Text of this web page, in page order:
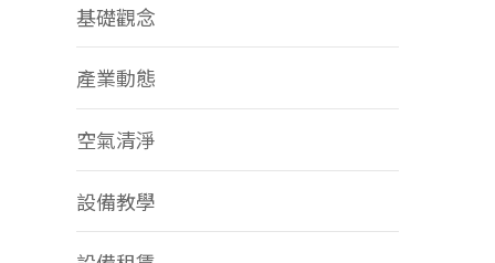
基礎觀念
產業動態
空氣清淨
設備教學